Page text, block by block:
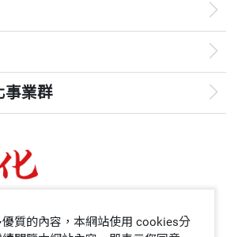
事業群
0012
質的內容，本網站使用 cookies分